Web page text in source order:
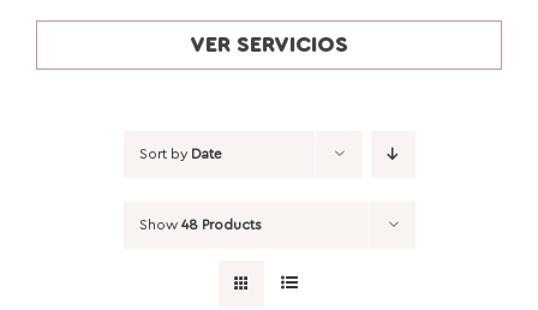
VER SERVICIOS
Sort by Date
Show 48 Products